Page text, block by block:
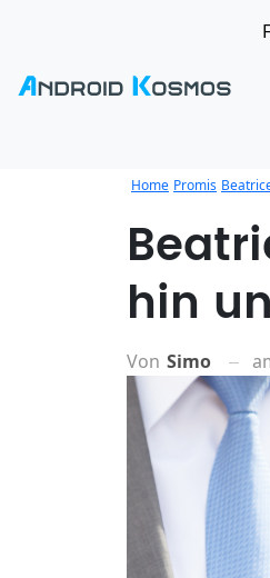
Home Promis
hin
Von Simo